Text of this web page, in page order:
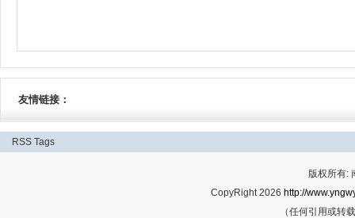
友情链接：
RSS Tags
版权所有:
CopyRight 2026 http://
（任何引用或转